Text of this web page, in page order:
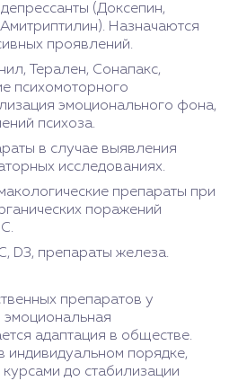
(Доксепин,
Назначаются
проявлений.
Терален, Сонапакс,
психомоторного
эмоционального фона,
психоза.
в случае выявления
исследованиях.
препараты при
поражений
D3, препараты железа.
препаратов у
эмоциональная
адаптация в обществе.
индивидуальном порядке,
до стабилизации